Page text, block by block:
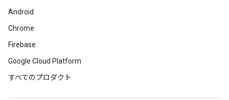
Android
Chrome
Firebase
Google Cloud Platform
すべてのプロダクト